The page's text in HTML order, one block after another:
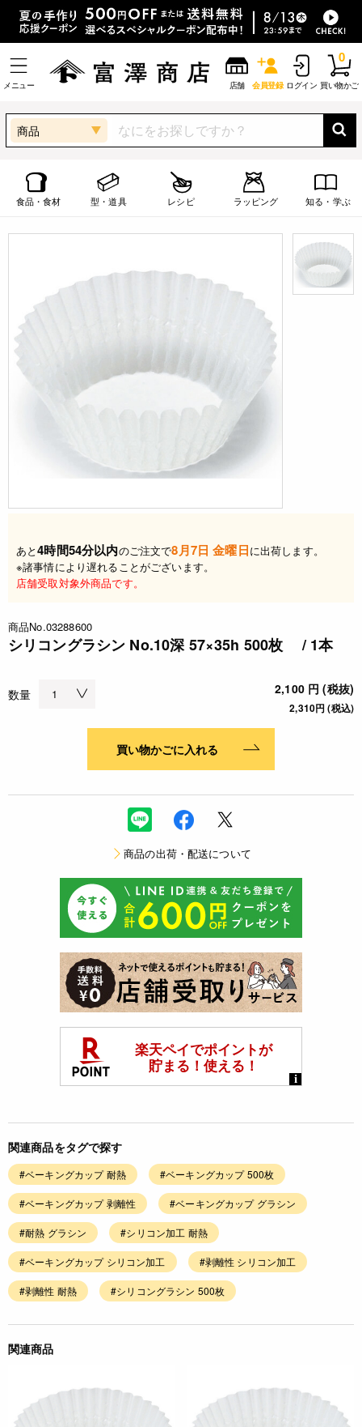
メニュー 店舗 会員登録 ログイン 買い物かご
0
商品
食品・食材 型・道具 レシピ ラッピング 知る・学ぶ
あと4時間54分以内のご注文で8月7日 金曜日に出荷します。
※諸事情により遅れることがございます。
店舗受取対象外商品です。
商品No.03288600
シリコングラシン No.10深 57×35h 500枚 / 1本
数量 2,100 円 (税抜)
2,310円 (税込)
買い物かごに入れる
商品の出荷・配送について
関連商品をタグで探す
#ベーキングカップ 耐熱 #ベーキングカップ 500枚
#ベーキングカップ 剥離性 #ベーキングカップ グラシン
#耐熱 グラシン #シリコン加工 耐熱
#ベーキングカップ シリコン加工 #剥離性 シリコン加工
#剥離性 耐熱 #シリコングラシン 500枚
関連商品